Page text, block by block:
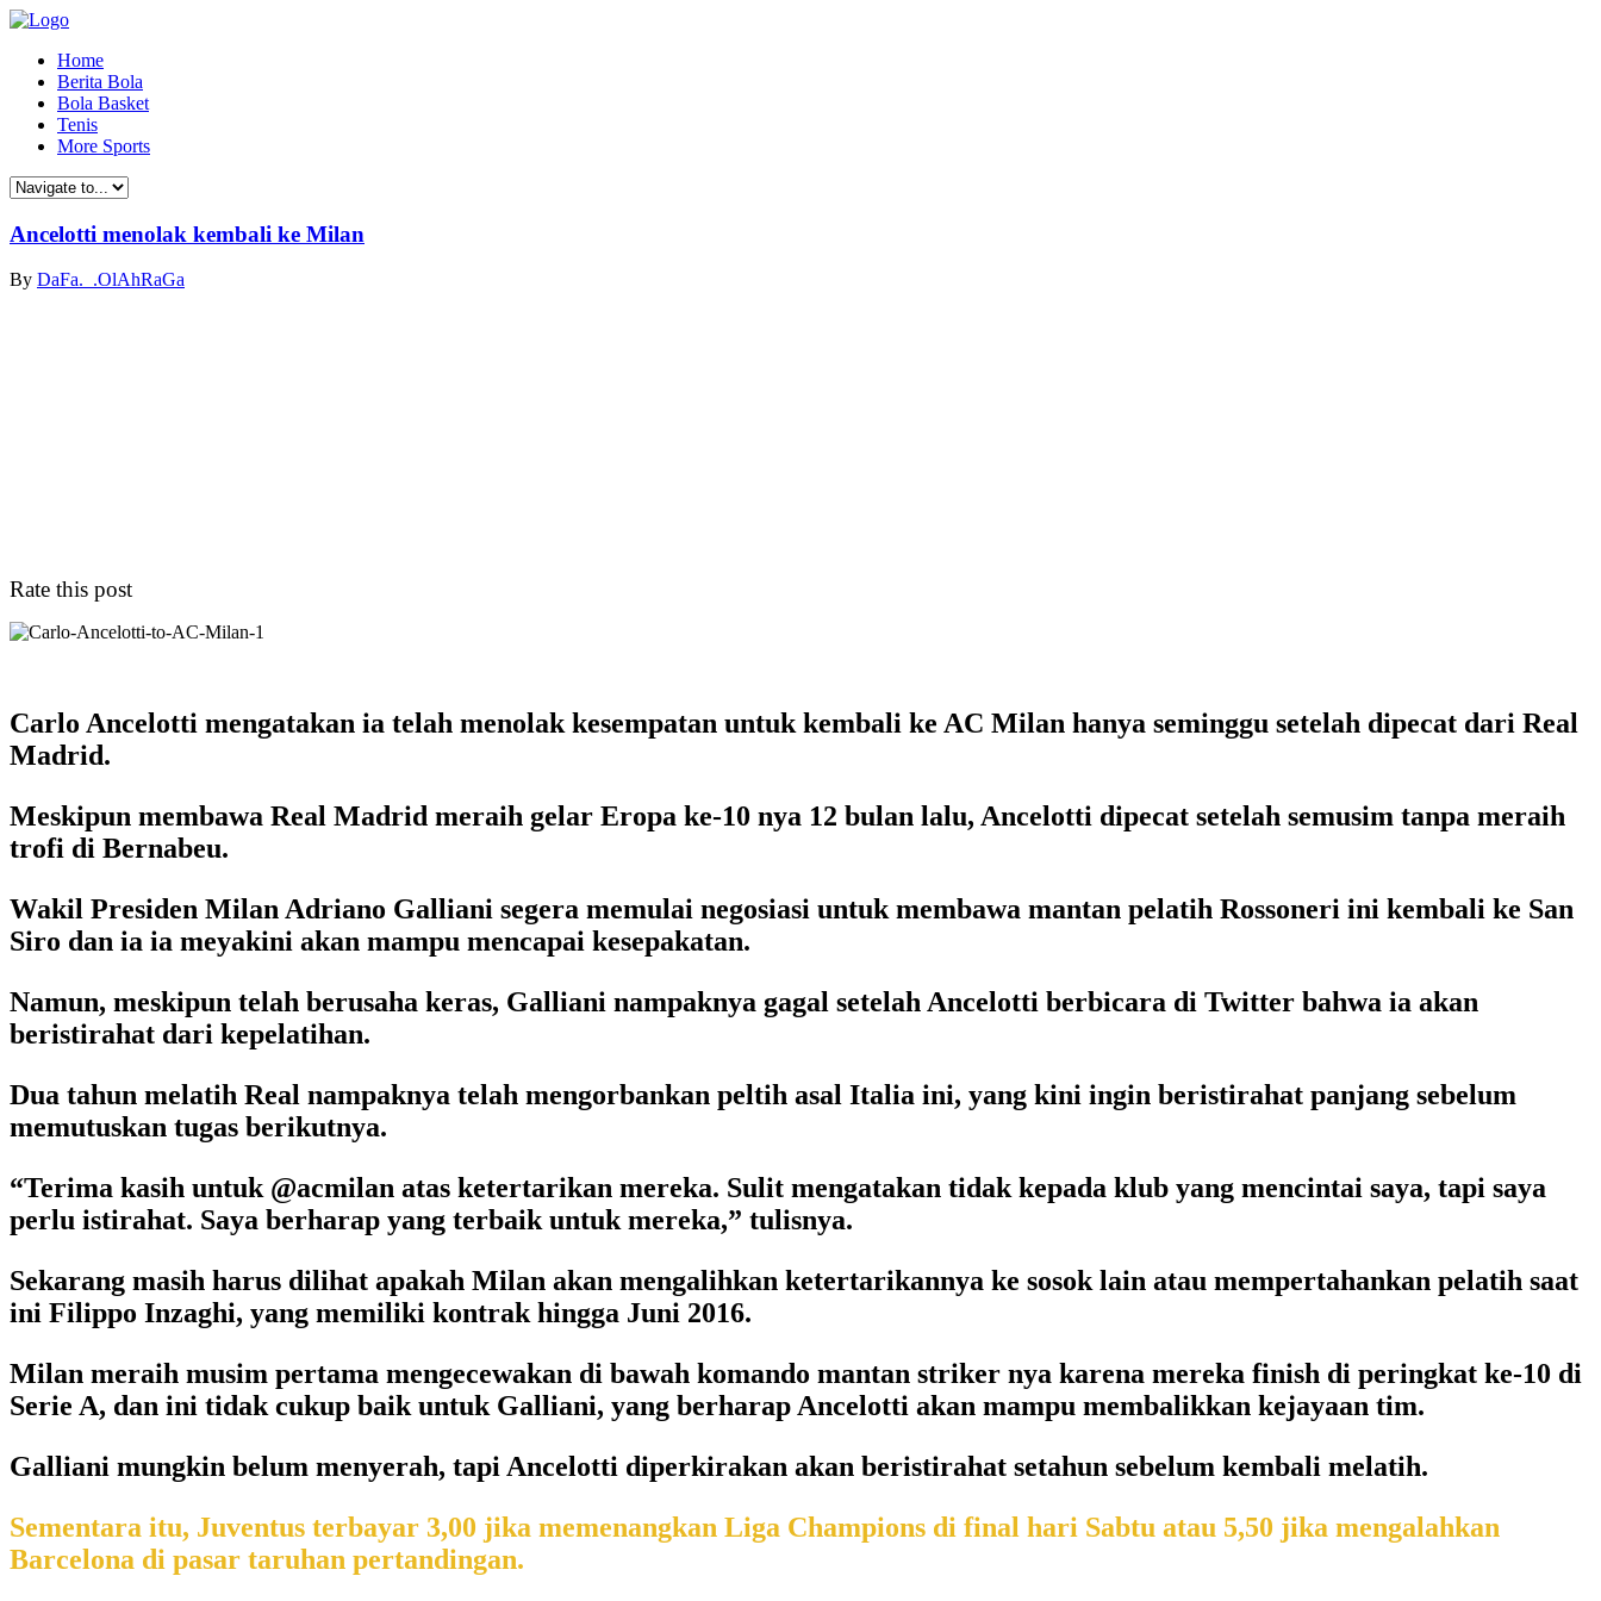
Home
Berita Bola
Bola Basket
Tenis
More Sports
Ancelotti menolak kembali ke Milan
By DaFa._.OlAhRaGa
Rate this post
Carlo Ancelotti mengatakan ia telah menolak kesempatan untuk kembali ke AC Milan hanya seminggu setelah dipecat dari Real
Madrid.
Meskipun membawa Real Madrid meraih gelar Eropa ke-10 nya 12 bulan lalu, Ancelotti dipecat setelah semusim tanpa meraih
trofi di Bernabeu.
Wakil Presiden Milan Adriano Galliani segera memulai negosiasi untuk membawa mantan pelatih Rossoneri ini kembali ke San
Siro dan ia ia meyakini akan mampu mencapai kesepakatan.
Namun, meskipun telah berusaha keras, Galliani nampaknya gagal setelah Ancelotti berbicara di Twitter bahwa ia akan
beristirahat dari kepelatihan.
Dua tahun melatih Real nampaknya telah mengorbankan peltih asal Italia ini, yang kini ingin beristirahat panjang sebelum
memutuskan tugas berikutnya.
“Terima kasih untuk @acmilan atas ketertarikan mereka. Sulit mengatakan tidak kepada klub yang mencintai saya, tapi saya
perlu istirahat. Saya berharap yang terbaik untuk mereka,” tulisnya.
Sekarang masih harus dilihat apakah Milan akan mengalihkan ketertarikannya ke sosok lain atau mempertahankan pelatih saat
ini Filippo Inzaghi, yang memiliki kontrak hingga Juni 2016.
Milan meraih musim pertama mengecewakan di bawah komando mantan striker nya karena mereka finish di peringkat ke-10 di
Serie A, dan ini tidak cukup baik untuk Galliani, yang berharap Ancelotti akan mampu membalikkan kejayaan tim.
Galliani mungkin belum menyerah, tapi Ancelotti diperkirakan akan beristirahat setahun sebelum kembali melatih.
Sementara itu, Juventus terbayar 3,00 jika memenangkan Liga Champions di final hari Sabtu atau 5,50 jika mengalahkan
Barcelona di pasar taruhan pertandingan.